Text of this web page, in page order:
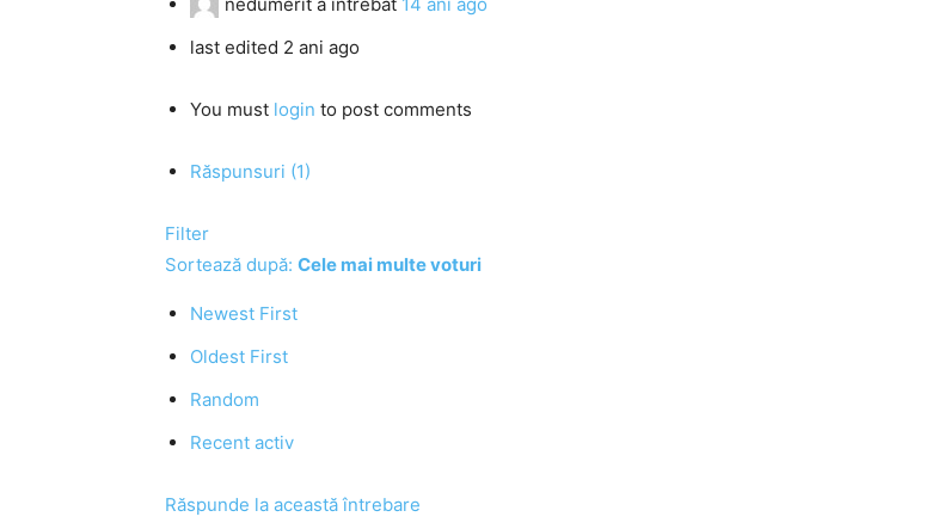
last edited 2 ani ago
You must login to post comments
Răspunsuri (1)
Filter
Sortează după: Cele mai multe voturi
Newest First
Oldest First
Random
Recent activ
Răspunde la această întrebare